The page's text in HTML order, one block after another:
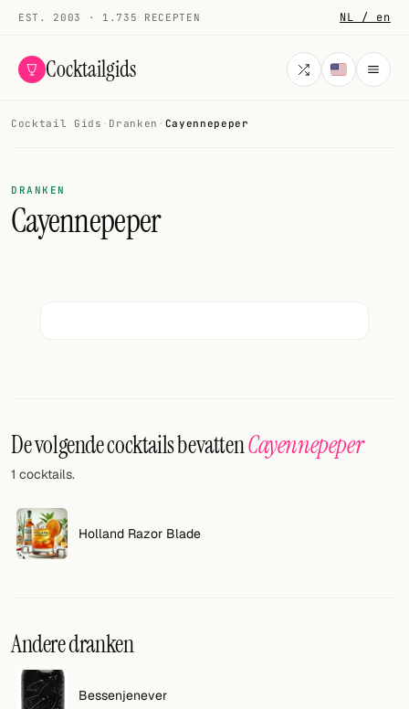
EST. 2003 · 1.735 RECEPTEN NL / en
Cocktailgids
Alle cocktails
Voeg hier uw eigen cocktail of smoothie toe.
Alle dranken
Cocktail boeken
Cocktail bar
Cocktail Gids · Dranken · Cayennepeper
DRANKEN
Cayennepeper
De volgende cocktails bevattenCayennepeper
1 cocktails.
Holland Razor Blade
Andere dranken
Bessenjenever